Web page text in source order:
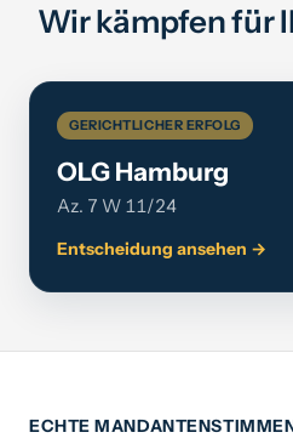
Wir kämpfen für
GERICHTLICHER ERFOLG
OLG Hamburg
Az. 7 W 11/24
Entscheidung ansehen →
ECHTE